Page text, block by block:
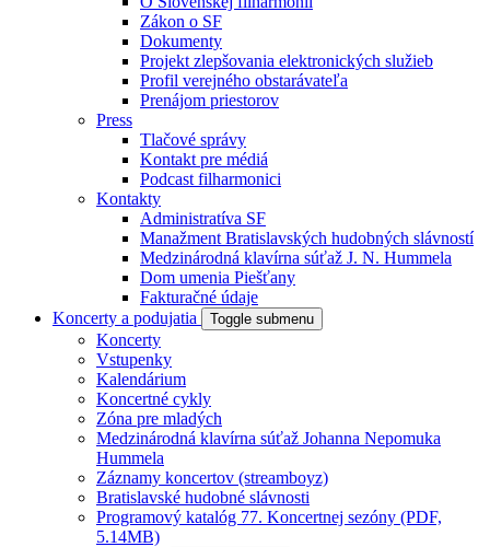
Zákon o SF
Dokumenty
Projekt zlepšovania elektronických služieb
Profil verejného obstarávateľa
Prenájom priestorov
Press
Tlačové správy
Kontakt pre médiá
Podcast filharmonici
Kontakty
Administratíva SF
Manažment Bratislavských hudobných slávností
Medzinárodná klavírna súťaž J. N. Hummela
Dom umenia Piešťany
Fakturačné údaje
Koncerty a podujatia
Toggle submenu
Koncerty
Vstupenky
Kalendárium
Koncertné cykly
Zóna pre mladých
Medzinárodná klavírna súťaž Johanna Nepomuka
Hummela
Záznamy koncertov (streamboyz)
Bratislavské hudobné slávnosti
Programový katalóg 77. Koncertnej sezóny (PDF,
5.14MB)